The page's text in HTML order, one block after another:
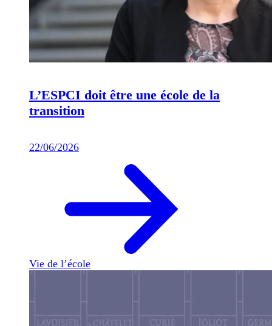
L’ESPCI doit être une école de la
transition
22/06/2026
Vie de l’école